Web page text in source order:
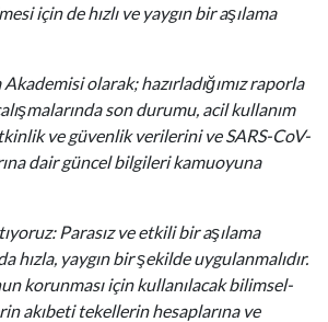
için de hızlı ve yaygın bir aşılama
olarak; hazırladığımız raporla
son durumu, acil kullanım
ve güvenlik verilerini ve SARS-CoV-
dair güncel bilgileri kamuoyuna
Parasız ve etkili bir aşılama
hızla, yaygın bir şekilde uygulanmalıdır.
korunması için kullanılacak bilimsel-
akıbeti tekellerin hesaplarına ve